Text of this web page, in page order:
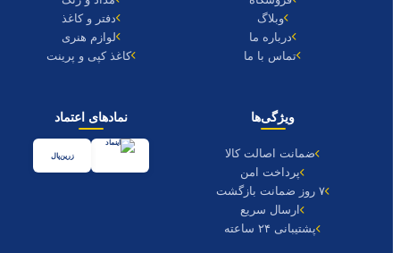
وبلاگ
درباره ما
تماس با ما
دفتر و کاغذ
لوازم هنری
کاغذ کپی و پرینت
ویژگی‌ها
ضمانت اصالت کالا
پرداخت امن
۷ روز ضمانت بازگشت
ارسال سریع
پشتیبانی ۲۴ ساعته
نمادهای اعتماد
زرین‌پال